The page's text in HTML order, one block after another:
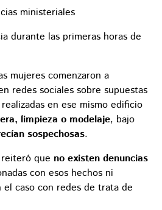
ministeriales
durante las primeras horas de
mujeres comenzaron a
redes sociales sobre supuestas
en ese mismo edificio
limpieza o modelaje, bajo
sospechosas.
que no existen denuncias
con esos hechos ni
caso con redes de trata de